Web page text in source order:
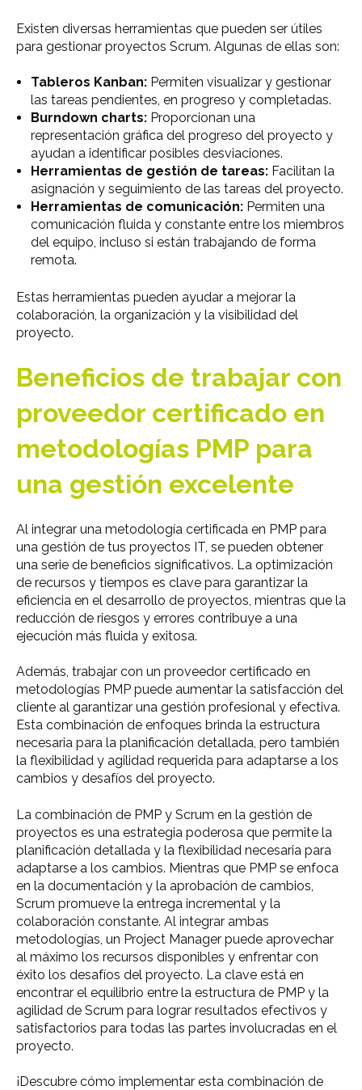
Existen diversas herramientas que pueden ser útiles
para gestionar proyectos Scrum. Algunas de ellas son:
Tableros Kanban: Permiten visualizar y gestionar
las tareas pendientes, en progreso y completadas.
Burndown charts:Proporcionan una
representación gráfica del progreso del proyecto y
ayudan a identificar posibles desviaciones.
Herramientas de gestión de tareas: Facilitan la
asignación y seguimiento de las tareas del proyecto.
Herramientas de comunicación: Permiten una
comunicación fluida y constante entre los miembros
del equipo, incluso si están trabajando de forma
remota.
Estas herramientas pueden ayudar a mejorar la
colaboración, la organización y la visibilidad del
proyecto.
Beneficios de trabajar con
proveedor certificado en
metodologías PMP para
una gestión excelente
Al integrar una metodología certificada en PMP para
una gestión de tus proyectos IT, se pueden obtener
una serie de beneficios significativos. La optimización
de recursos y tiempos es clave para garantizar la
eficiencia en el desarrollo de proyectos, mientras que la
reducción de riesgos y errores contribuye a una
ejecución más fluida y exitosa.
Además, trabajar con un proveedor certificado en
metodologías PMP puede aumentar la satisfacción del
cliente al garantizar una gestión profesional y efectiva.
Esta combinación de enfoques brinda la estructura
necesaria para la planificación detallada, pero también
la flexibilidad y agilidad requerida para adaptarse a los
cambios y desafíos del proyecto.
La combinación de PMP y Scrum en la gestión de
proyectos es una estrategia poderosa que permite la
planificación detallada y la flexibilidad necesaria para
adaptarse a los cambios. Mientras que PMP se enfoca
en la documentación y la aprobación de cambios,
Scrum promueve la entrega incremental y la
colaboración constante. Al integrar ambas
metodologías, un Project Manager puede aprovechar
al máximo los recursos disponibles y enfrentar con
éxito los desafíos del proyecto. La clave está en
encontrar el equilibrio entre la estructura de PMP y la
agilidad de Scrum para lograr resultados efectivos y
satisfactorios para todas las partes involucradas en el
proyecto.
¡Descubre cómo implementar esta combinación de